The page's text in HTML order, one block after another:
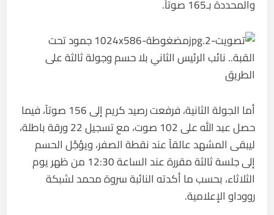
والمحددة بـ165 صوتاً.
أما الجولة الثانية، فرفعت رصيد كريم إلى 156 صوتاً، فيما
حصل عبد الله على 102 صوت، مع تسجيل 22 ورقة باطلة،
ليبقى المشهد عالقاً عند نقطة الصفر، ويؤجَّل الحسم
إلى جلسة ثالثة مقررة عند الساعة 12:30 من ظهر يوم
الثلاثاء، بحسب ما أكدته النائبة سروة محمد لشبكة
رووداو الإعلامية.